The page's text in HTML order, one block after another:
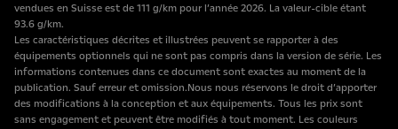
vendues en Suisse est de 111 g/km pour l’année 2026. La valeur-cible étant
93.6 g/km.
Les caractéristiques décrites et illustrées peuvent se rapporter à des
équipements optionnels qui ne sont pas compris dans la version de série. Les
informations contenues dans ce document sont exactes au moment de la
publication. Sauf erreur et omission.Nous nous réservons le droit d’apporter
des modifications à la conception et aux équipements. Tous les prix sont
sans engagement et peuvent être modifiés à tout moment. Les couleurs